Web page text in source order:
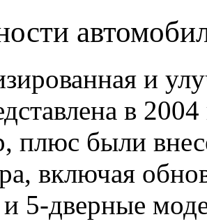
и
​​в
плюс были
включая
5-дверные